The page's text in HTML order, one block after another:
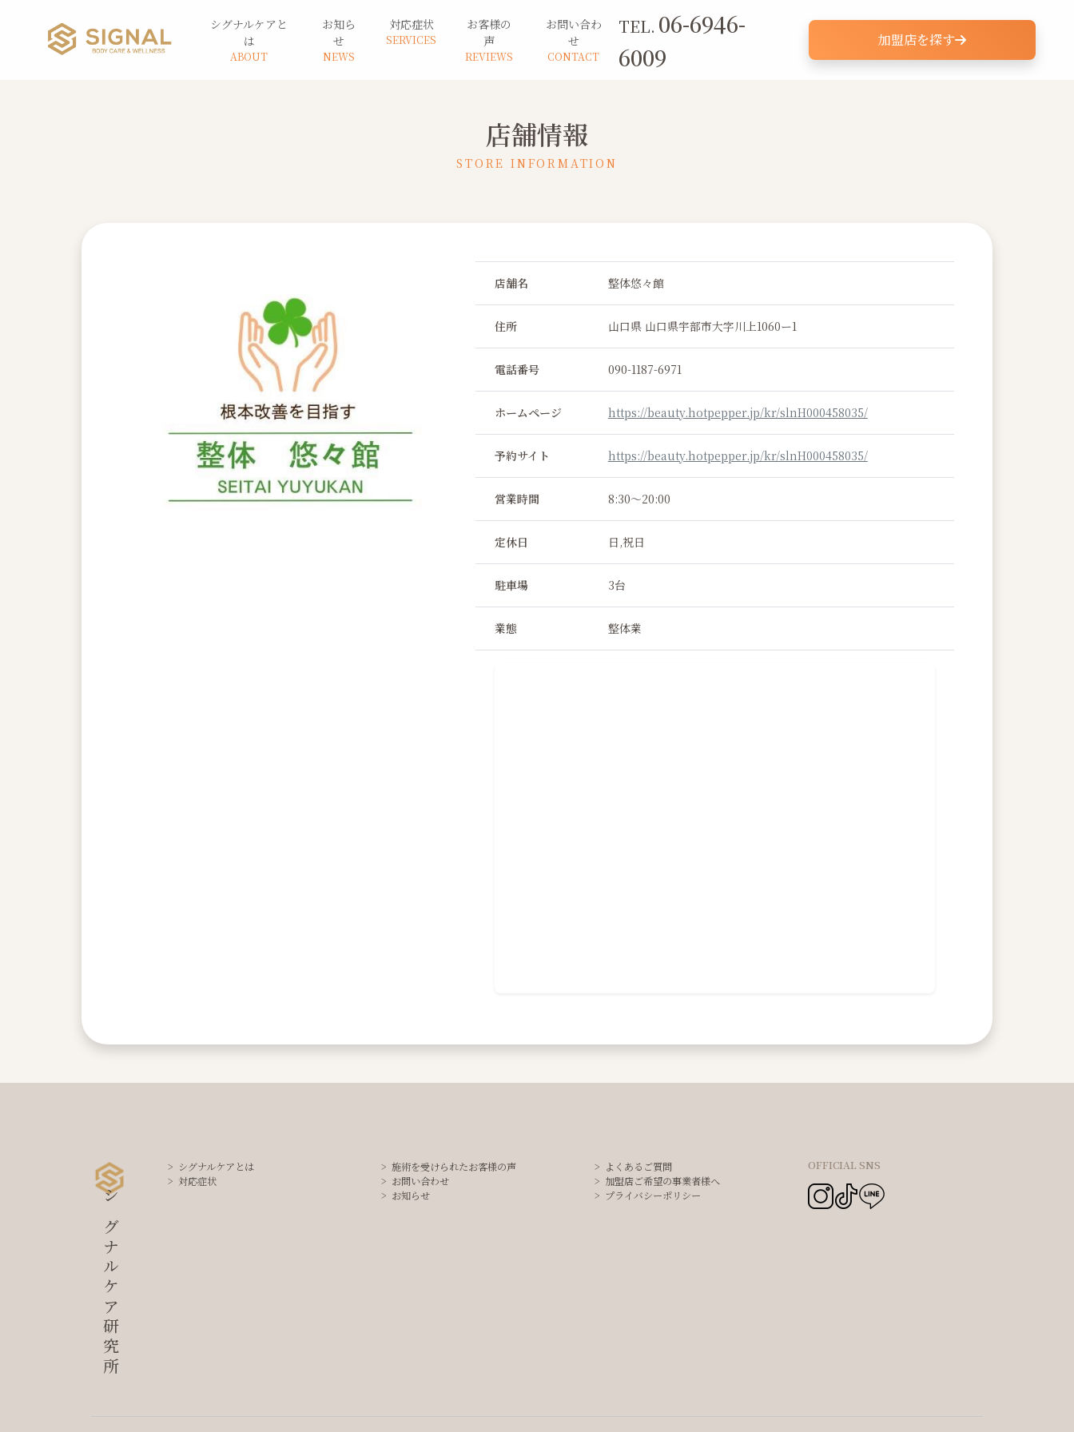
シグナルケアと
は
ABOUT
お知ら
せ
NEWS
対応症状
SERVICES
お客様の
声
REVIEWS
お問い合わ
せ
CONTACT
TEL. 06-6946-
6009
加盟店を探す
店舗情報
STORE INFORMATION
店舗名 整体悠々館
住所 山口県 山口県宇部市大字川上1060ー1
電話番号 090-1187-6971
ホームページ https://beauty.hotpepper.jp/kr/slnH000458035/
予約サイト https://beauty.hotpepper.jp/kr/slnH000458035/
営業時間 8:30～20:00
定休日 日,祝日
駐車場 3台
業態 整体業
シグナルケア研究所
シグナルケアとは
対応症状
施術を受けられたお客様の声
お問い合わせ
お知らせ
よくあるご質問
加盟店ご希望の事業者様へ
プライバシーポリシー
OFFICIAL SNS